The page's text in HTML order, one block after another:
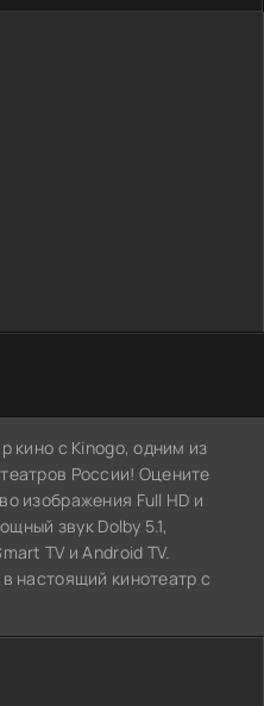
кино с Kinogo, одним из
России! Оцените
изображения Full HD и
звук Dolby 5.1,
TV и Android TV.
настоящий кинотеатр с